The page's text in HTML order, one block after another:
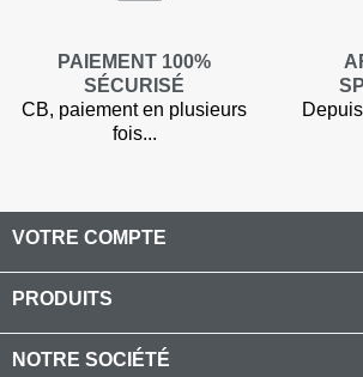
PAIEMENT 100%
SÉCURISÉ
CB, paiement en plusieurs
fois...
VOTRE COMPTE
PRODUITS
NOTRE SOCIÉTÉ